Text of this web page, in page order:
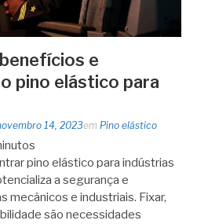
e
pino elástico para
14, 2023em Pino elástico
pino elástico para indústrias
a segurança e
mecânicos e industriais. Fixar,
são necessidades